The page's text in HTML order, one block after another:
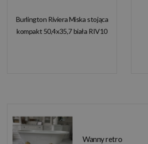
Burlington Riviera Miska stojąca
kompakt 50,4x35,7 biała RIV10
Wanny retro